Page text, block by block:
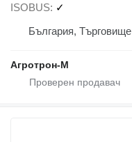
ISOBUS ✓
България, Търговище
Агротрон-М